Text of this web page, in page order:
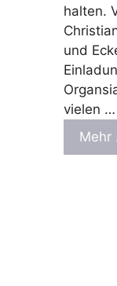
halten.
und
vielen …
Mehr